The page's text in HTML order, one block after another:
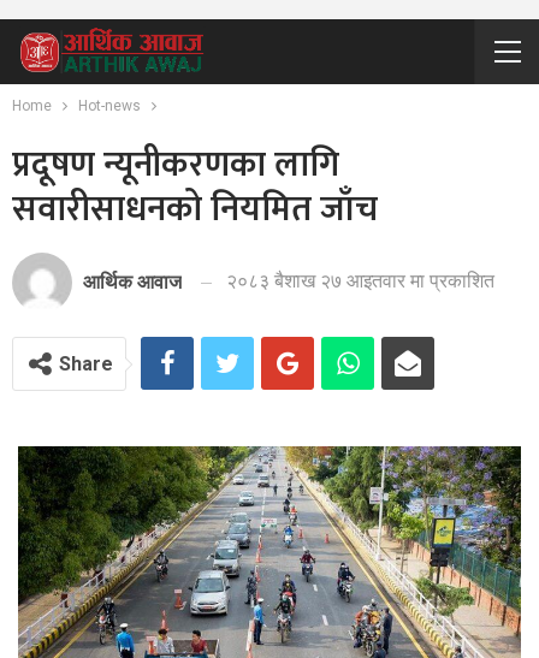
Home Hot-news
प्रदूषण न्यूनीकरणका लागि
सवारीसाधनको नियमित जाँच
आर्थिक आवाज २०८३ बैशाख २७ आइतवार मा प्रकाशित
Share